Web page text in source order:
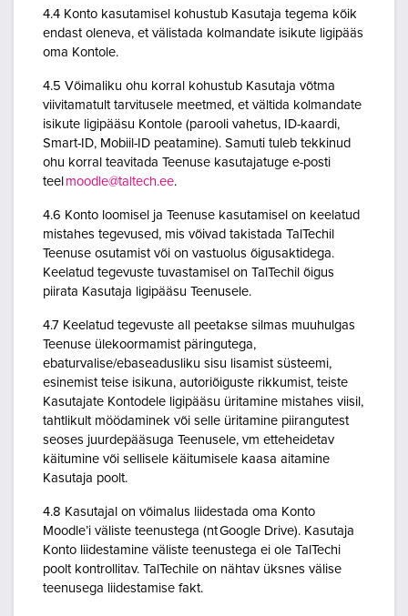
4.4 Konto kasutamisel kohustub Kasutaja tegema kõik
endast oleneva, et välistada kolmandate isikute ligipääs
oma Kontole.
4.5 Võimaliku ohu korral kohustub Kasutaja võtma
viivitamatult tarvitusele meetmed, et vältida kolmandate
isikute ligipääsu Kontole (parooli vahetus, ID-kaardi,
Smart-ID, Mobiil-ID peatamine). Samuti tuleb tekkinud
ohu korral teavitada Teenuse kasutajatuge e-posti
teel moodle@taltech.ee.
4.6 Konto loomisel ja Teenuse kasutamisel on keelatud
mistahes tegevused, mis võivad takistada TalTechil
Teenuse osutamist või on vastuolus õigusaktidega.
Keelatud tegevuste tuvastamisel on TalTechil õigus
piirata Kasutaja ligipääsu Teenusele.
4.7 Keelatud tegevuste all peetakse silmas muuhulgas
Teenuse ülekoormamist päringutega,
ebaturvalise/ebaseadusliku sisu lisamist süsteemi,
esinemist teise isikuna, autoriõiguste rikkumist, teiste
Kasutajate Kontodele ligipääsu üritamine mistahes viisil,
tahtlikult möödaminek või selle üritamine piirangutest
seoses juurdepääsuga Teenusele, vm etteheidetav
käitumine või sellisele käitumisele kaasa aitamine
Kasutaja poolt.
4.8 Kasutajal on võimalus liidestada oma Konto
Moodle’i väliste teenustega (nt Google Drive). Kasutaja
Konto liidestamine väliste teenustega ei ole TalTechi
poolt kontrollitav. TalTechile on nähtav üksnes välise
teenusega liidestamise fakt.